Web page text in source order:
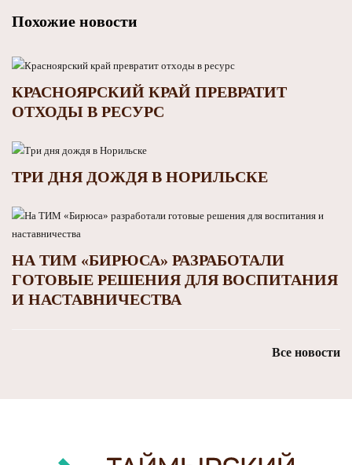
Похожие новости
КРАСНОЯРСКИЙ КРАЙ ПРЕВРАТИТ
ОТХОДЫ В РЕСУРС
ТРИ ДНЯ ДОЖДЯ В НОРИЛЬСКЕ
НА ТИМ «БИРЮСА» РАЗРАБОТАЛИ
ГОТОВЫЕ РЕШЕНИЯ ДЛЯ ВОСПИТАНИЯ
И НАСТАВНИЧЕСТВА
Все новости